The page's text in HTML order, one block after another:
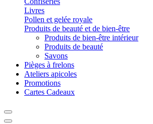
Livres
Pollen et gelée royale
Produits de beauté et de bien-être
Produits de bien-être intérieur
Produits de beauté
Savons
Pièges à frelons
Ateliers apicoles
Promotions
Cartes Cadeaux